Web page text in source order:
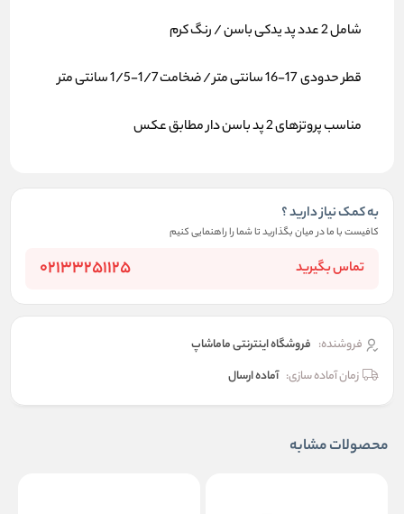
شامل 2 عدد پد یدکی باسن / رنگ کرم
قطر حدودی 17-16 سانتی متر / ضخامت 1/7-1/5 سانتی متر
مناسب پروتزهای 2 پد باسن دار مطابق عکس
به کمک نیاز دارید ؟
کافیست با ما در میان بگذارید تا شما را راهنمایی کنیم
تماس بگیرید 02133251125
فروشنده: فروشگاه اینترنتی ماماشاپ
زمان آماده سازی: آماده ارسال
محصولات مشابه